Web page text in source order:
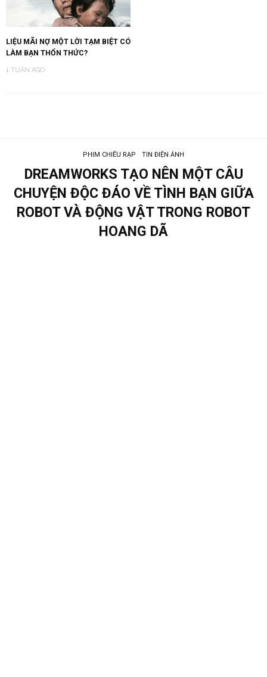
LIỆU MÃI NỢ MỘT LỜI TẠM BIỆT CÓ
LÀM BẠN THỔN THỨC?
1 TUẦN AGO
PHIM CHIẾU RẠP TIN ĐIỆN ẢNH
DREAMWORKS TẠO NÊN MỘT CÂU
CHUYỆN ĐỘC ĐÁO VỀ TÌNH BẠN GIỮA
ROBOT VÀ ĐỘNG VẬT TRONG ROBOT
HOANG DÃ